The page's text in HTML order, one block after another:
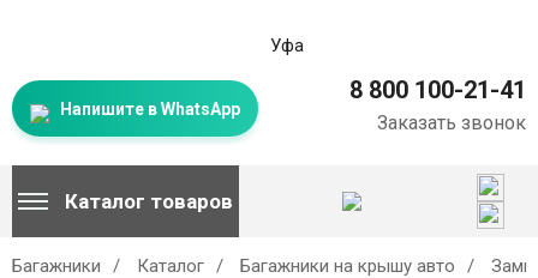
Уфа
Напишите в WhatsApp
8 800 100-21-41
Заказать звонок
Каталог товаров
Багажники Каталог Багажники на крышу авто